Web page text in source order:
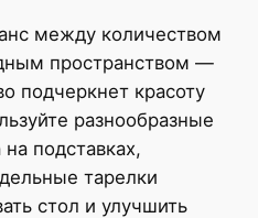
между количеством
пространством —
подчеркнет красоту
разнообразные
подставках,
тарелки
стол и улучшить